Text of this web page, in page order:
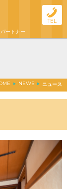
ートナー
TEL
NEWS ニュース